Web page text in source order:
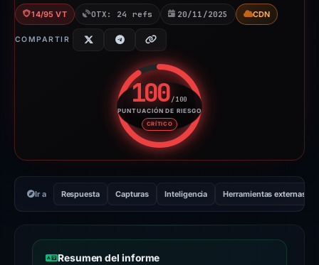
14/95 VT OTX: 24 refs 20/11/2025 CDN
COMPARTIR
100/100
PUNTUACIÓN DE RIESGO
CRÍTICO
Puntuación de riesgo: 100
Ir a Respuesta Capturas Inteligencia Herramientas externas
Resumen del informe